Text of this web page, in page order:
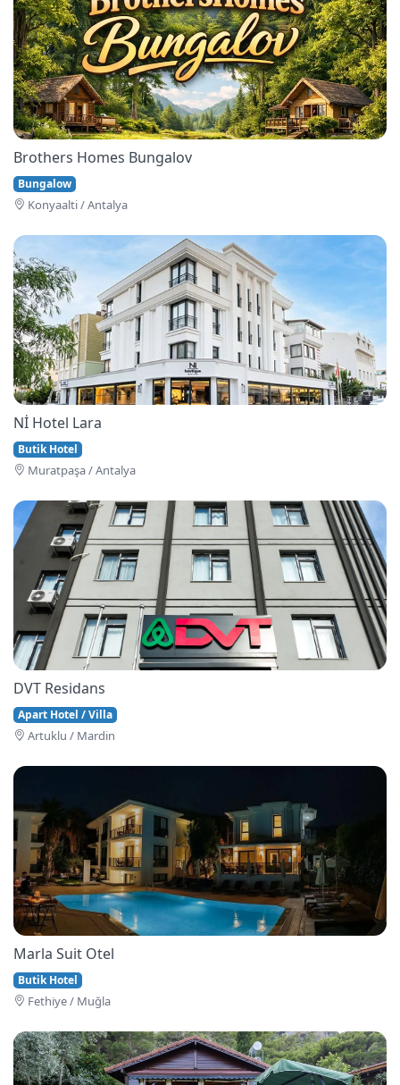
Brothers Homes Bungalov
Bungalow
Konyaalti / Antalya
Nİ Hotel Lara
Butik Hotel
Muratpaşa / Antalya
DVT Residans
Apart Hotel / Villa
Artuklu / Mardin
Marla Suit Otel
Butik Hotel
Fethi̇ye / Muğla